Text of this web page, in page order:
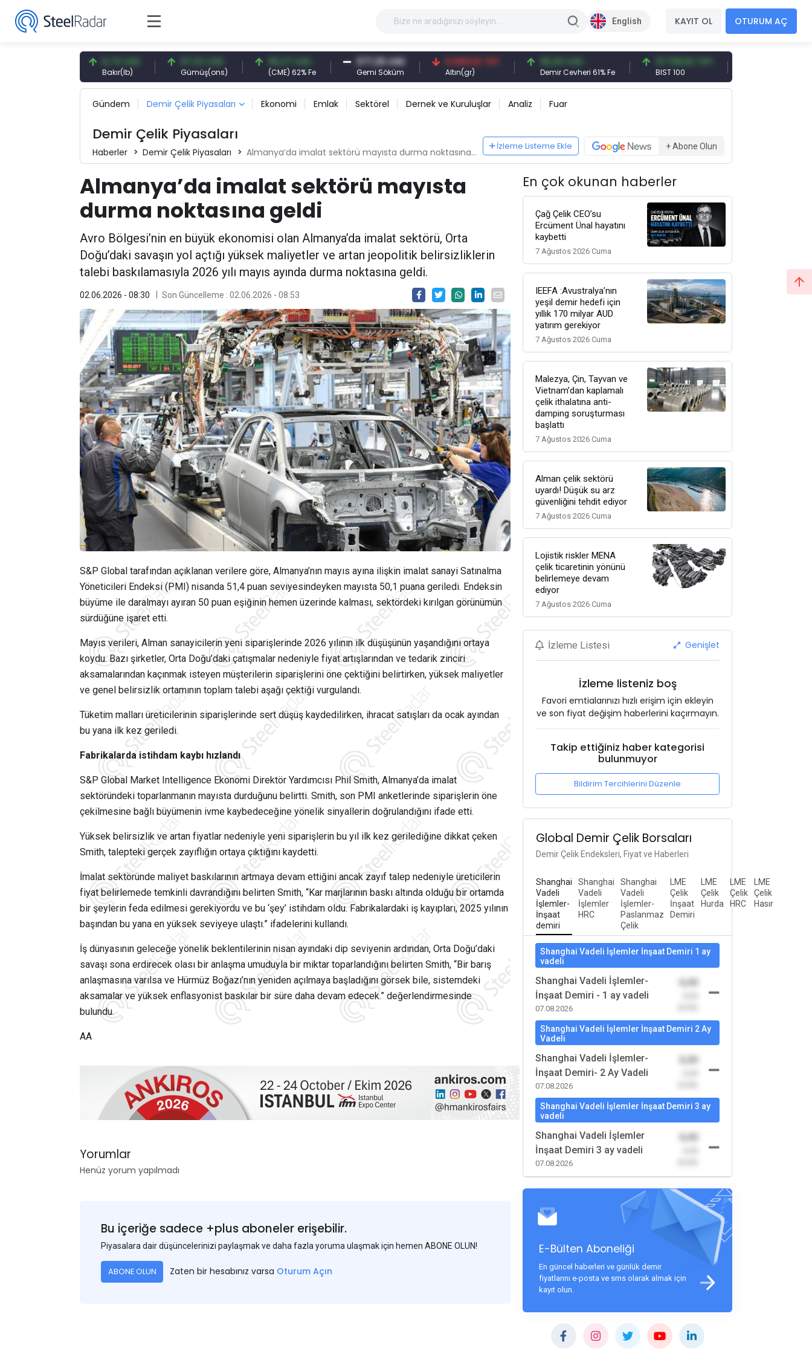
English KAYIT OL OTURUM AÇ
6,74 USD
Bakır(lb)
97,32 USD
Gümüş(ons)
96,27 USD
(CME) 62% Fe
377,25 USD
Gemi Söküm
6.089,00 TRY
Altın(gr)
95,00 USD
Demir Cevheri 61% Fe
13.798,82 TRY
BIST 100
47,59 USD
USD
Gündem Demir Çelik Piyasaları Ekonomi Emlak Sektörel Dernek ve Kuruluşlar Analiz Fuar
Demir Çelik Piyasaları
Haberler Demir Çelik Piyasaları Almanya’da imalat sektörü mayısta durma noktasına geldi
İzleme Listeme Ekle + Abone Olun
Almanya’da imalat sektörü mayısta
durma noktasına geldi
Avro Bölgesi’nin en büyük ekonomisi olan Almanya’da imalat sektörü, Orta
Doğu’daki savaşın yol açtığı yüksek maliyetler ve artan jeopolitik belirsizliklerin
talebi baskılamasıyla 2026 yılı mayıs ayında durma noktasına geldi.
02.06.2026 - 08:30 Son Güncelleme : 02.06.2026 - 08:53
S&P Global tarafından açıklanan verilere göre, Almanya’nın mayıs ayına ilişkin imalat sanayi Satınalma
Yöneticileri Endeksi (PMI) nisanda 51,4 puan seviyesindeyken mayısta 50,1 puana geriledi. Endeksin
büyüme ile daralmayı ayıran 50 puan eşiğinin hemen üzerinde kalması, sektördeki kırılgan görünümün
sürdüğüne işaret etti.
Mayıs verileri, Alman sanayicilerin yeni siparişlerinde 2026 yılının ilk düşüşünün yaşandığını ortaya
koydu. Bazı şirketler, Orta Doğu’daki çatışmalar nedeniyle fiyat artışlarından ve tedarik zinciri
aksamalarından kaçınmak isteyen müşterilerin siparişlerini öne çektiğini belirtirken, yüksek maliyetler
ve genel belirsizlik ortamının toplam talebi aşağı çektiği vurgulandı.
Tüketim malları üreticilerinin siparişlerinde sert düşüş kaydedilirken, ihracat satışları da ocak ayından
bu yana ilk kez geriledi.
Fabrikalarda istihdam kaybı hızlandı
S&P Global Market Intelligence Ekonomi Direktör Yardımcısı Phil Smith, Almanya’da imalat
sektöründeki toparlanmanın mayısta durduğunu belirtti. Smith, son PMI anketlerinde siparişlerin öne
çekilmesine bağlı büyümenin ivme kaybedeceğine yönelik sinyallerin doğrulandığını ifade etti.
Yüksek belirsizlik ve artan fiyatlar nedeniyle yeni siparişlerin bu yıl ilk kez gerilediğine dikkat çeken
Smith, talepteki gerçek zayıflığın ortaya çıktığını kaydetti.
İmalat sektöründe maliyet baskılarının artmaya devam ettiğini ancak zayıf talep nedeniyle üreticilerin
fiyat belirlemede temkinli davrandığını belirten Smith, “Kar marjlarının baskı altında olduğu bir ortamda
bir şeylerin feda edilmesi gerekiyordu ve bu ‘şey’ istihdam oldu. Fabrikalardaki iş kayıpları, 2025 yılının
başından bu yana en yüksek seviyeye ulaştı.” ifadelerini kullandı.
İş dünyasının geleceğe yönelik beklentilerinin nisan ayındaki dip seviyenin ardından, Orta Doğu’daki
savaşı sona erdirecek olası bir anlaşma umuduyla bir miktar toparlandığını belirten Smith, “Bir barış
anlaşmasına varılsa ve Hürmüz Boğazı’nın yeniden açılmaya başladığını görsek bile, sistemdeki
aksamalar ve yüksek enflasyonist baskılar bir süre daha devam edecek.” değerlendirmesinde
bulundu.
AA
Yorumlar
Henüz yorum yapılmadı
Bu içeriğe sadece +plus aboneler erişebilir.
Piyasalara dair düşüncelerinizi paylaşmak ve daha fazla yoruma ulaşmak için hemen ABONE OLUN!
ABONE OLUN Zaten bir hesabınız varsa Oturum Açın
En çok okunan haberler
Çağ Çelik CEO’su
Ercüment Ünal hayatını
kaybetti
7 Ağustos 2026 Cuma
IEEFA :Avustralya’nın
yeşil demir hedefi için
yıllık 170 milyar AUD
yatırım gerekiyor
7 Ağustos 2026 Cuma
Malezya, Çin, Tayvan ve
Vietnam’dan kaplamalı
çelik ithalatına anti-
damping soruşturması
başlattı
7 Ağustos 2026 Cuma
Alman çelik sektörü
uyardı! Düşük su arz
güvenliğini tehdit ediyor
7 Ağustos 2026 Cuma
Lojistik riskler MENA
çelik ticaretinin yönünü
belirlemeye devam
ediyor
7 Ağustos 2026 Cuma
İzleme Listesi Genişlet
İzleme listeniz boş
Favori emtialarınızı hızlı erişim için ekleyin
ve son fiyat değişim haberlerini kaçırmayın.
Takip ettiğiniz haber kategorisi
bulunmuyor
Bildirim Tercihlerini Düzenle
Global Demir Çelik Borsaları
Demir Çelik Endeksleri, Fiyat ve Haberleri
Shanghai
Vadeli
İşlemler-
İnşaat
demiri
Shanghai
Vadeli
İşlemler
HRC
Shanghai
Vadeli
İşlemler-
Paslanmaz
Çelik
LME
Çelik
İnşaat
Demiri
LME
Çelik
Hurda
LME
Çelik
HRC
LME
Çelik
Hasır
Shanghai Vadeli İşlemler İnşaat Demiri 1 ay
vadeli
Shanghai Vadeli İşlemler-
İnşaat Demiri - 1 ay vadeli
07.08.2026
0,00
Shanghai Vadeli İşlemler İnşaat Demiri 2 Ay
Vadeli
Shanghai Vadeli İşlemler-
İnşaat Demiri- 2 Ay Vadeli
07.08.2026
0,00
Shanghai Vadeli İşlemler İnşaat Demiri 3 ay
vadeli
Shanghai Vadeli İşlemler
İnşaat Demiri 3 ay vadeli
07.08.2026
0,00
E-Bülten Aboneliği
En güncel haberleri ve günlük demir
fiyatlarını e-posta ve sms olarak almak için
kayıt olun.